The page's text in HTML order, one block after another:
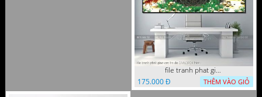
file tranh phat giao cay bo de 23012024 hieu
175.000 Đ
THÊM VÀO GIỎ